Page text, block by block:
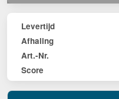
Levertijd
Afhaling
Art.-Nr.
Score